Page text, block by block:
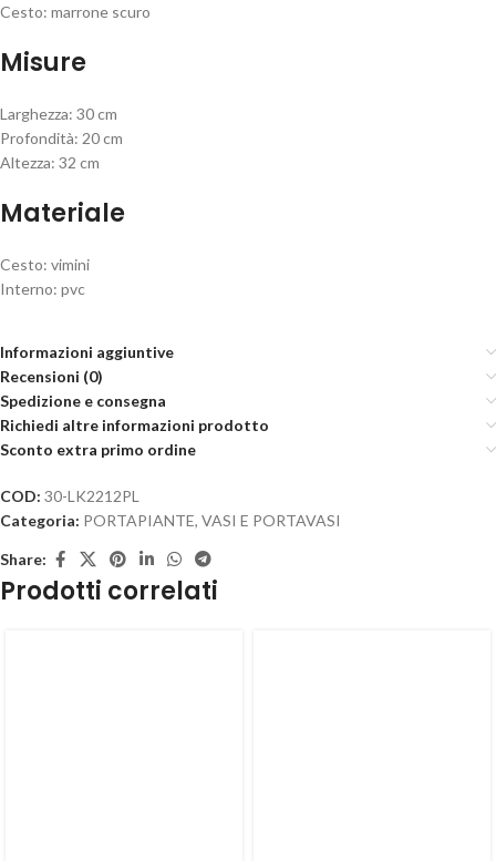
Cesto: marrone scuro
Misure
Larghezza: 30 cm
Profondità: 20 cm
Altezza: 32 cm
Materiale
Cesto: vimini
Interno: pvc
Informazioni aggiuntive
Recensioni (0)
Spedizione e consegna
Richiedi altre informazioni prodotto
Sconto extra primo ordine
COD: 30-LK2212PL
Categoria: PORTAPIANTE, VASI E PORTAVASI
Share:
Prodotti correlati